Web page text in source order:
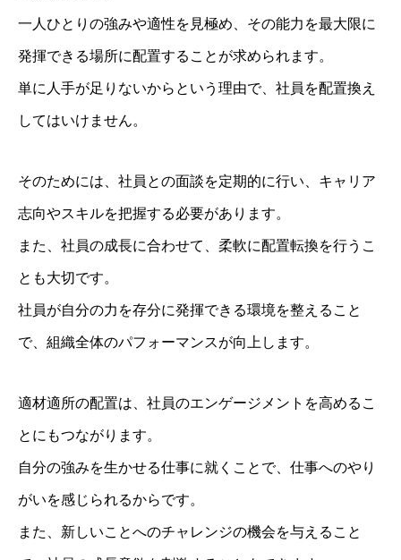
一人ひとりの強みや適性を見極め、その能力を最大限に
発揮できる場所に配置することが求められます。
単に人手が足りないからという理由で、社員を配置換え
してはいけません。
そのためには、社員との面談を定期的に行い、キャリア
志向やスキルを把握する必要があります。
また、社員の成長に合わせて、柔軟に配置転換を行うこ
とも大切です。
社員が自分の力を存分に発揮できる環境を整えること
で、組織全体のパフォーマンスが向上します。
適材適所の配置は、社員のエンゲージメントを高めるこ
とにもつながります。
自分の強みを生かせる仕事に就くことで、仕事へのやり
がいを感じられるからです。
また、新しいことへのチャレンジの機会を与えること